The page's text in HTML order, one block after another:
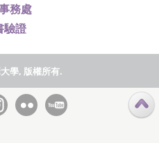
務處
驗證
學, 版權所有.